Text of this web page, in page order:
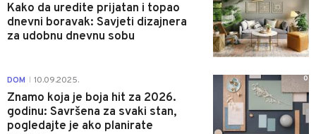
Kako da uredite prijatan i topao
dnevni boravak: Savjeti dizajnera
za udobnu dnevnu sobu
DOM 10.09.2025.
Znamo koja je boja hit za 2026.
godinu: Savršena za svaki stan,
pogledajte je ako planirate
0